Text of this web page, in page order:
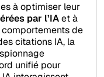
à optimiser leur
par l’IAet à
de
citations IA, la
unifié pour